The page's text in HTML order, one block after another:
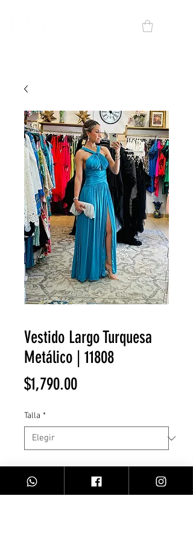
Vestido Largo Turquesa
Metálico | 11808
$1,790.00Precio
Talla *
Cantidad *